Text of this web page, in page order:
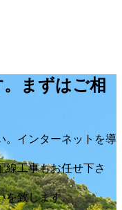
まずはご相
。インターネットを導
線工事もお任せ下さ
を致します。